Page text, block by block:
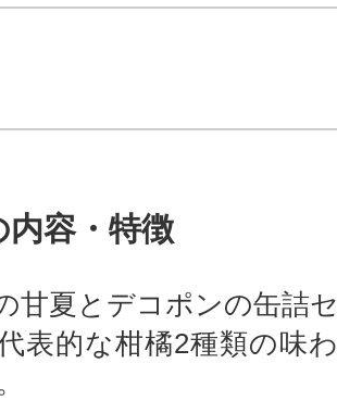
内容・特徴
甘夏とデコポンの缶詰
表的な柑橘2種類の味